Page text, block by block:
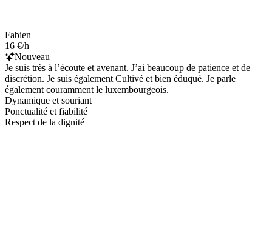
Fabien
16 €/h
Nouveau
Je suis très à l’écoute et avenant. J’ai beaucoup de patience et de
discrétion. Je suis également Cultivé et bien éduqué. Je parle
également couramment le luxembourgeois.
Dynamique et souriant
Ponctualité et fiabilité
Respect de la dignité